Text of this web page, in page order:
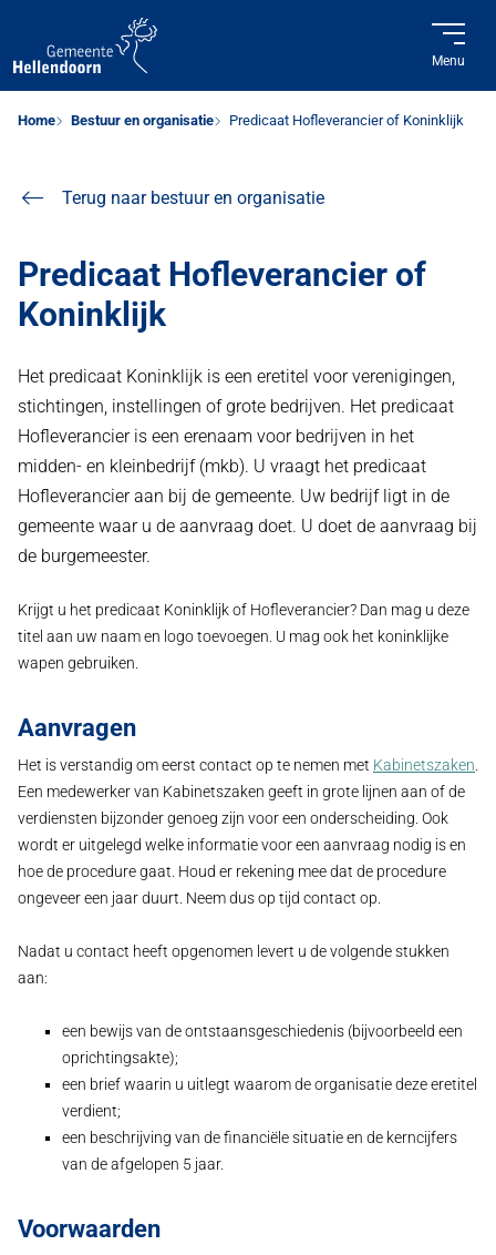
Menu
Home Bestuur en organisatie Predicaat Hofleverancier of Koninklijk
Terug naar bestuur en organisatie
Predicaat Hofleverancier of
Koninklijk
Het predicaat Koninklijk is een eretitel voor verenigingen,
stichtingen, instellingen of grote bedrijven. Het predicaat
Hofleverancier is een erenaam voor bedrijven in het
midden- en kleinbedrijf (mkb). U vraagt het predicaat
Hofleverancier aan bij de gemeente. Uw bedrijf ligt in de
gemeente waar u de aanvraag doet. U doet de aanvraag bij
de burgemeester.
Krijgt u het predicaat Koninklijk of Hofleverancier? Dan mag u deze
titel aan uw naam en logo toevoegen. U mag ook het koninklijke
wapen gebruiken.
Aanvragen
Het is verstandig om eerst contact op te nemen met Kabinetszaken.
Een medewerker van Kabinetszaken geeft in grote lijnen aan of de
verdiensten bijzonder genoeg zijn voor een onderscheiding. Ook
wordt er uitgelegd welke informatie voor een aanvraag nodig is en
hoe de procedure gaat. Houd er rekening mee dat de procedure
ongeveer een jaar duurt. Neem dus op tijd contact op.
Nadat u contact heeft opgenomen levert u de volgende stukken
aan:
een bewijs van de ontstaansgeschiedenis (bijvoorbeeld een
oprichtingsakte);
een brief waarin u uitlegt waarom de organisatie deze eretitel
verdient;
een beschrijving van de financiële situatie en de kerncijfers
van de afgelopen 5 jaar.
Voorwaarden